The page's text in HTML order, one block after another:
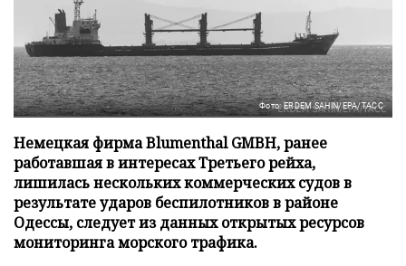
Фото: ERDEM SAHIN/EPA/ТАСС
Немецкая фирма Blumenthal GMBH, ранее
работавшая в интересах Третьего рейха,
лишилась нескольких коммерческих судов в
результате ударов беспилотников в районе
Одессы, следует из данных открытых ресурсов
мониторинга морского трафика.